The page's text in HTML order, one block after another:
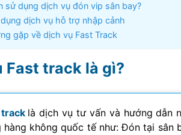
sử dụng dịch vụ đón vip sân bay?
dịch vụ hỗ trợ nhập cảnh
gặp về dịch vụ Fast Track
Fast track là gì?
là dịch vụ tư vấn và hướng dẫn
hàng không quốc tế như: Đón tại sân